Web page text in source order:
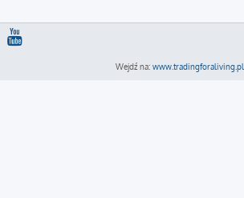
Wejdź na: www.tradingforaliving.pl